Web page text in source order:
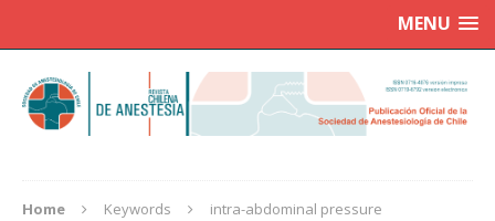
MENU
Home Keywords intra-abdominal pressure